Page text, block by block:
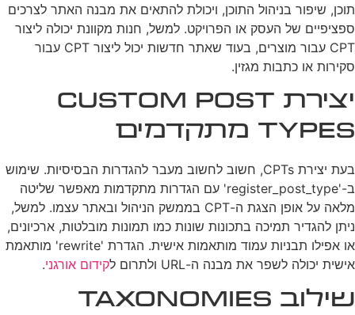
תוכן, שיפור בניהול התוכן, ויכולת להתאים את מבנה האתר לצרכים
ספציפיים של העסק או הפרויקט. למשל, חנות מקוונת יכולה ליצור
CPT עבור מוצרים, בעוד שאתר חדשות יכול ליצור CPT עבור
סקירות או כתבות מגזין.
יצירת Custom Post
Types מתקדמים
בעת יצירת CPTs, חשוב לחשוב מעבר להגדרות הבסיסיות. שימוש
ב-'register_post_type' עם הגדרות מתקדמות מאפשר שליטה
מלאה על אופן הצגת ה-CPT בממשק הניהול ובאתר עצמו. למשל,
ניתן להגדיר תמיכה בתכונות שונות כמו תמונות מובלטות, ארכיונים,
או אפילו תבניות עמוד מותאמות אישית. הגדרת 'rewrite' מותאמת
אישית יכולה לשפר את מבנה ה-URL ולתרום ל
קידום אורגני.
שילוב Taxonomies